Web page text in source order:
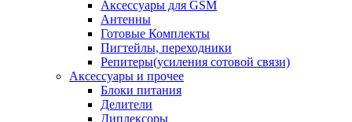
Аксессуары для GSM
Антенны
Готовые Комплекты
Пигтейлы, переходники
Репитеры(усиления сотовой связи)
Аксессуары и прочее
Блоки питания
Делители
Диплексоры